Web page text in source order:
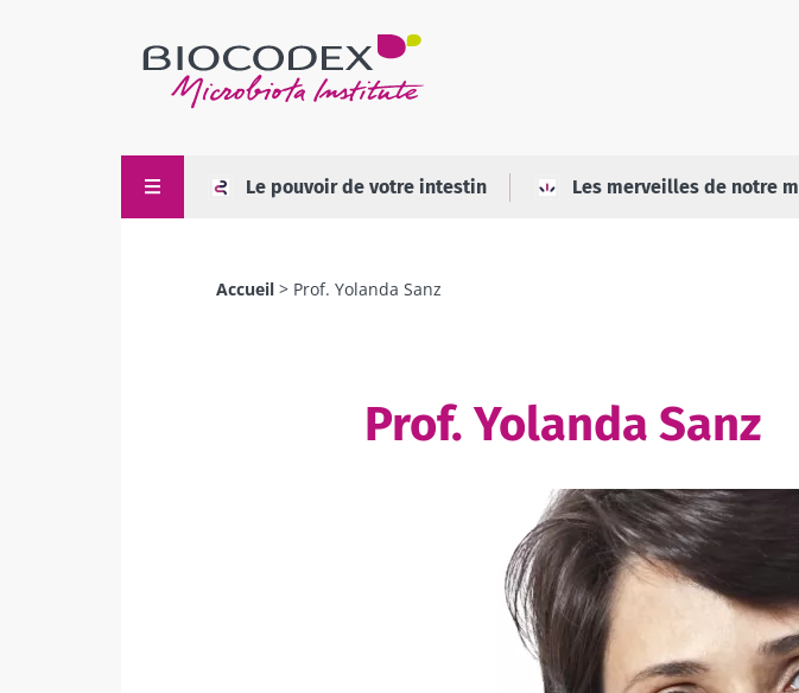
Le pouvoir de votre intestin Les merveilles de notre
Accueil Prof. Yolanda Sanz
Prof. Yolanda Sanz